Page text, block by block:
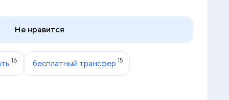
Не нравится
16 бесплатный трансфер 15